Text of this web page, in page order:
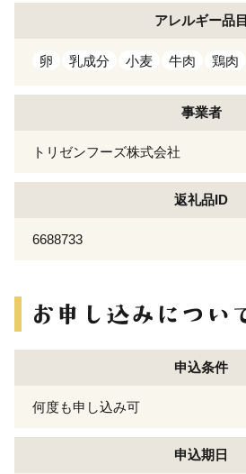
アレルギー品目
卵 乳成分 小麦 牛肉 鶏肉
事業者
トリゼンフーズ株式会社
返礼品ID
6688733
申込条件
何度も申し込み可
申込期日